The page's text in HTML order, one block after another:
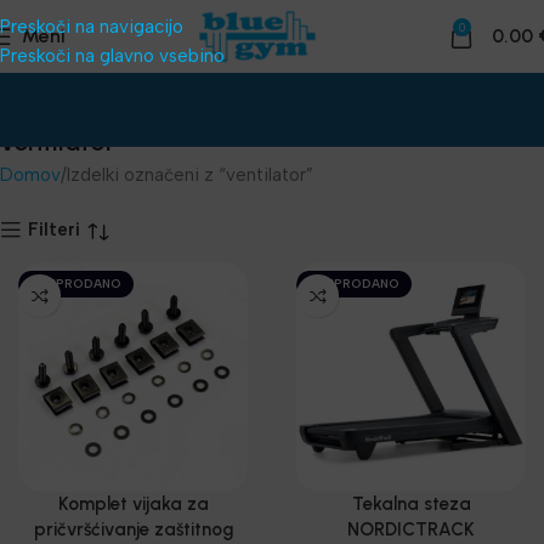
Preskoči na navigacijo
Preskoči na glavno vsebino
Meni 0 0.00
ventilator
Domov Izdelki označeni z “ventilator”
Filteri
RAZPRODANO
Komplet vijaka za
pričvršćivanje zaštitnog
RAZPRODANO
Tekalna steza
NORDICTRACK